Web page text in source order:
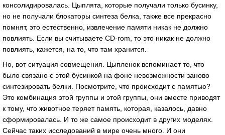
консолидировалась. Цыплята, которые получали только бусинку,
но не получали блокаторы синтеза белка, также все прекрасно
помнят, это естественно, извлечение памяти никак не должно
повлиять. Если вы считываете CD-rom, то это никак не должно
повлиять, кажется, на то, что там хранится.
Но, вот ситуация совмещения. Цыпленок вспоминает то, что
было связано с этой бусинкой на фоне невозможности заново
синтезировать белки. Посмотрите, что происходит с памятью?
Это комбинация этой группы и этой группы, они вместе приводят
к тому, что животное теряет память, которая, казалось, давно
сформировалась. И то же самое происходит в других моделях.
Сейчас таких исследований в мире очень много. И они